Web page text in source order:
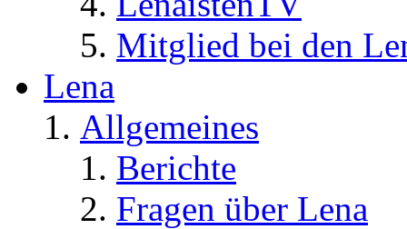
Mitglied bei den
Lena
Allgemeines
Berichte
Fragen über Lena